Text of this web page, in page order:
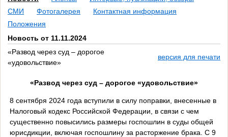
СМИ
Фотогалерея
Контактная информация
Положения
Новость от 11.11.2024
«Развод через суд – дорогое
«удовольствие»
версия для печати
«Развод через суд – дорогое «удовольствие»
8 сентября 2024 года вступили в силу поправки, внесенные в
Налоговый кодекс Российской Федерации, в связи с чем
существенно повысились размеры госпошлин в суды общей
юрисдикции, включая госпошлину за расторжение брака. С 9